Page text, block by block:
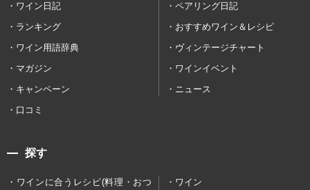
ワイン日記
ペアリング日記
ランキング
おすすめワイン＆レシピ
ワイン用語辞典
ヴィンテージチャート
マガジン
ワインイベント
キャンペーン
ニュース
口コミ
探す
ワインに合うレシピ(料理・おつ
ワイン